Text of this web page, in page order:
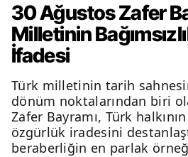
30 Ağustos Zafer
Milletinin
İfadesi
Türk milletinin tarih
dönüm noktalarından biri
Zafer Bayramı, Türk halkının
özgürlük iradesini
beraberliğin en parlak